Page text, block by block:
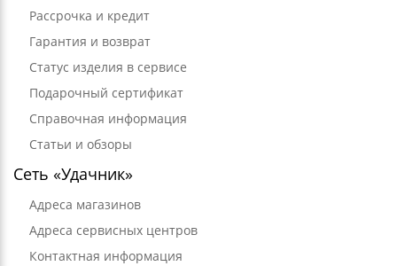
Рассрочка и кредит
Гарантия и возврат
Статус изделия в сервисе
Подарочный сертификат
Справочная информация
Статьи и обзоры
Сеть «Удачник»
Адреса магазинов
Адреса сервисных центров
Контактная информация